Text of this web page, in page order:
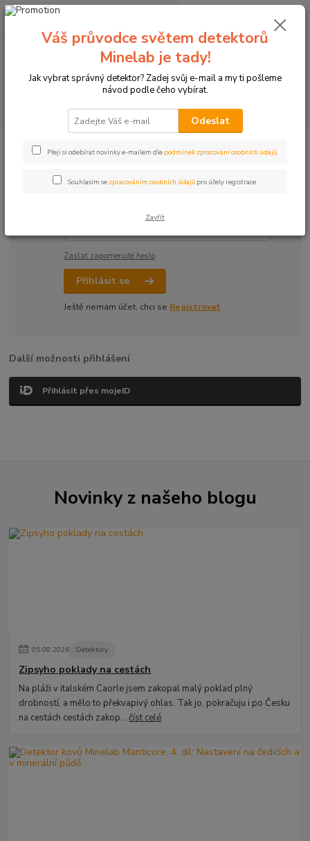
+420774877333
0 Kč
Přihlášení
Zaslat zapomenuté heslo
Přihlásit se
Ještě nemám účet, chci se Registrovat
Další možnosti přihlášení
Přihlásit přes mojeID
Novinky z našeho blogu
05.08.2026 Detektory
Zipsyho poklady na cestách
Na pláži v italském Caorle jsem zakopal malý poklad plný
drobností, a mělo to překvapivý ohlas. Tak jo, pokračuju i po Česku
na cestách cestách zakop...číst celé
Váš průvodce světem detektorů
Minelab je tady!
Jak vybrat správný detektor? Zadej svůj e-mail a my ti pošleme
návod podle čeho vybírat.
Odeslat
Přeji si odebírat novinky e-mailem dle podmínek zpracování osobních údajů.
Souhlasím se zpracováním osobních údajů pro účely registrace.
Zavřít